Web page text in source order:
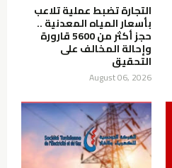
التجارة تضبط عملية تلاعب
بأسعار المياه المعدنية ..
حجز أكثر من 5600 قارورة
وإحالة المخالف على
التحقيق
August 06, 2026